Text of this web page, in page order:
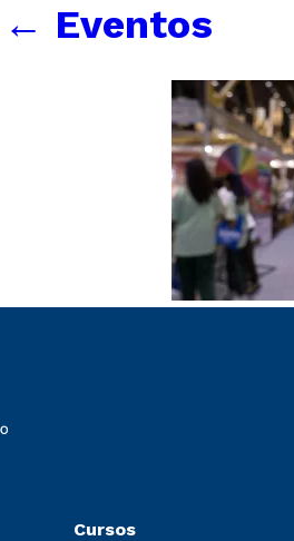
← Eventos
Cursos